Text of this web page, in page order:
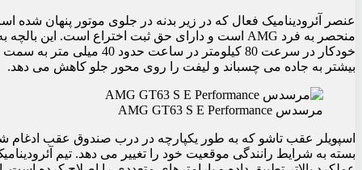
عنصر آئرودینامیک فعال که در زیر بدنه در جلوی موتور پنهان
خودکار در سرعت 80 کیلومتر
بیشتر به جاده می چسباند و لیفت را روی محور جلو کاهش می دهد.
مرسدس AMG GT63 S E Performance
اسپویلر عقب تاشو که به طور یکپارچه در درب صندوق عقب ادغام